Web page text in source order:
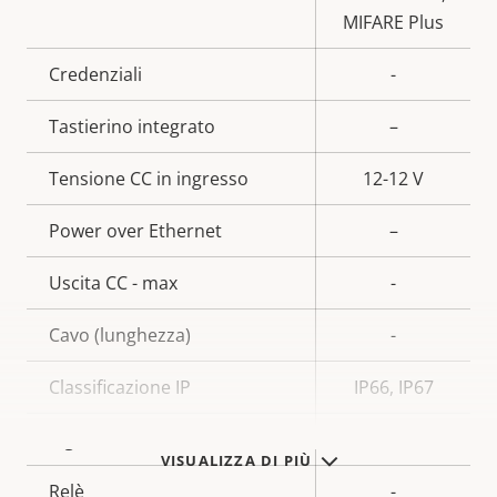
VISUALIZZA DI PIÙ
MIFARE Plus
Credenziali -
Tastierino integrato –
Tensione CC in ingresso 12-12 V
Power over Ethernet –
Uscita CC - max -
Cavo (lunghezza) -
Classificazione IP IP66, IP67
Relè -